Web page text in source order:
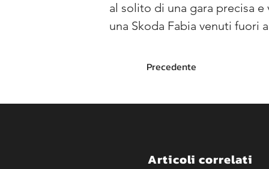
al solito di una gara precisa
una Skoda Fabia venuti fuori
Precedente
Articoli correlati